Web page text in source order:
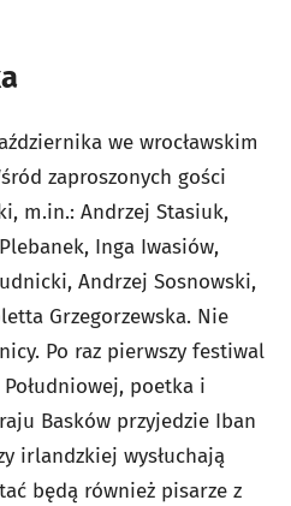
we wrocławskim
zaproszonych gości
m.in.: Andrzej Stasiuk,
Inga Iwasiów,
Andrzej Sosnowski,
Grzegorzewska. Nie
Po raz pierwszy festiwal
poetka i
Basków przyjedzie Iban
irlandzkiej wysłuchają
będą również pisarze z